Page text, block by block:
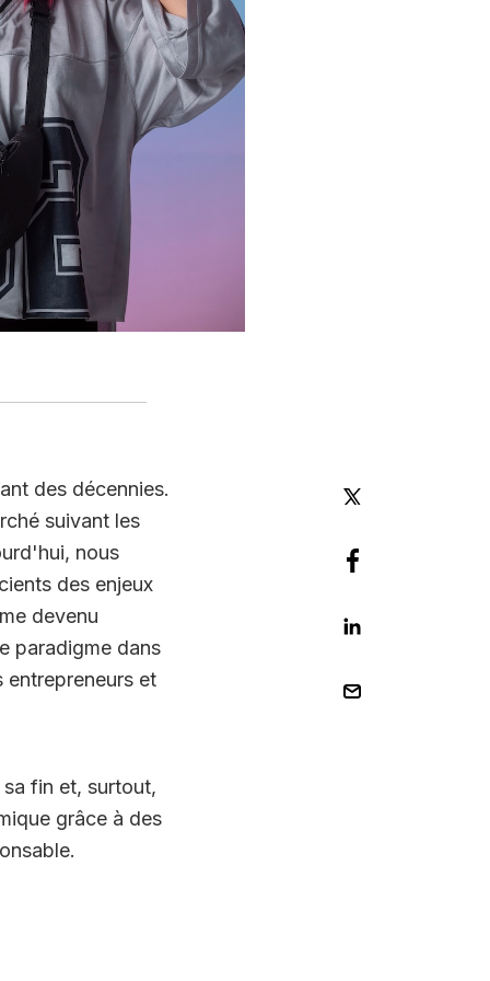
des décennies.
suivant les
nous
des enjeux
devenu
paradigme dans
entrepreneurs et
fin et, surtout,
grâce à des